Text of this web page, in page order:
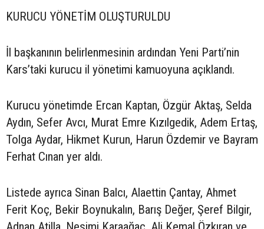
KURUCU YÖNETİM OLUŞTURULDU
İl başkanının belirlenmesinin ardından Yeni Parti’nin
Kars’taki kurucu il yönetimi kamuoyuna açıklandı.
Kurucu yönetimde Ercan Kaptan, Özgür Aktaş, Selda
Aydın, Sefer Avcı, Murat Emre Kızılgedik, Adem Ertaş,
Tolga Aydar, Hikmet Kurun, Harun Özdemir ve Bayram
Ferhat Cınan yer aldı.
Listede ayrıca Sinan Balcı, Alaettin Çantay, Ahmet
Ferit Koç, Bekir Boynukalın, Barış Değer, Şeref Bilgir,